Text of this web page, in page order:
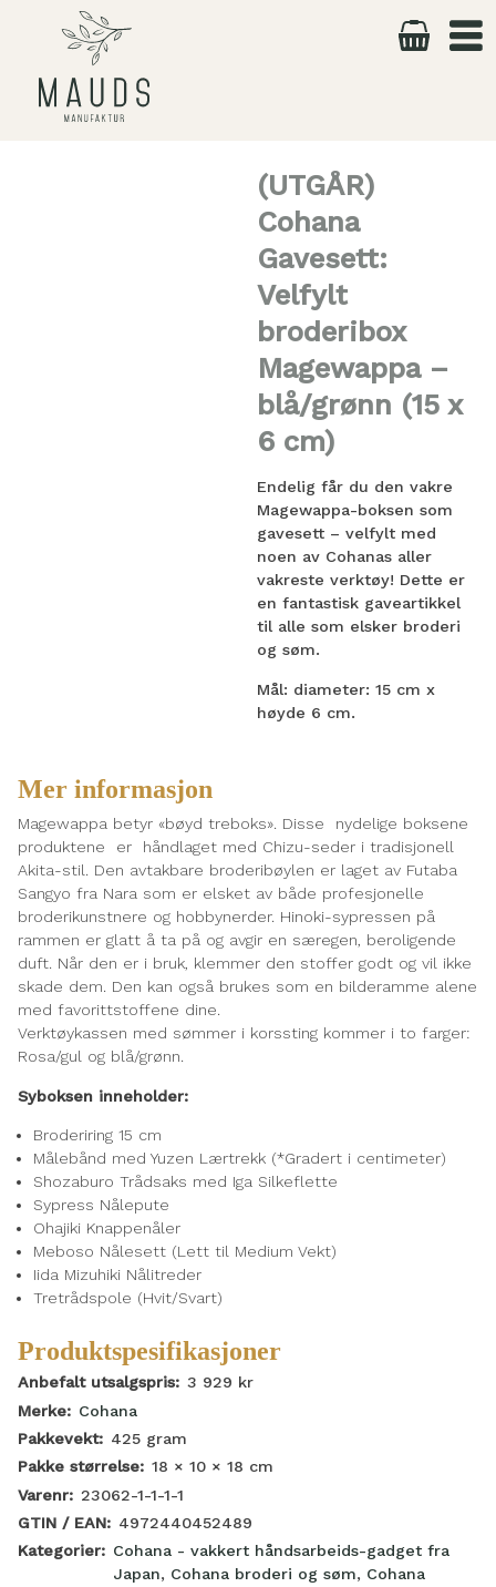
(UTGÅR)
Cohana
Gavesett:
Velfylt
broderibox
Magewappa –
blå/grønn (15 x
6 cm)
Endelig får du den vakre
Magewappa-boksen som
gavesett – velfylt med
noen av Cohanas aller
vakreste verktøy! Dette er
en fantastisk gaveartikkel
til alle som elsker broderi
og søm.
Mål: diameter: 15 cm x
høyde 6 cm.
Mer informasjon
Magewappa betyr «bøyd treboks». Disse nydelige boksene
produktene er håndlaget med Chizu-seder i tradisjonell
Akita-stil. Den avtakbare broderibøylen er laget av Futaba
Sangyo fra Nara som er elsket av både profesjonelle
broderikunstnere og hobbynerder. Hinoki-sypressen på
rammen er glatt å ta på og avgir en særegen, beroligende
duft. Når den er i bruk, klemmer den stoffer godt og vil ikke
skade dem. Den kan også brukes som en bilderamme alene
med favorittstoffene dine.
Verktøykassen med sømmer i korssting kommer i to farger:
Rosa/gul og blå/grønn.
Syboksen inneholder:
Broderiring 15 cm
Målebånd med Yuzen Lærtrekk (*Gradert i centimeter)
Shozaburo Trådsaks med Iga Silkeflette
Sypress Nålepute
Ohajiki Knappenåler
Meboso Nålesett (Lett til Medium Vekt)
Iida Mizuhiki Nålitreder
Tretrådspole (Hvit/Svart)
Produktspesifikasjoner
Anbefalt utsalgspris: 3 929 kr
Merke: Cohana
Pakkevekt: 425 gram
Pakke størrelse: 18 × 10 × 18 cm
Varenr: 23062-1-1-1-1
GTIN / EAN: 4972440452489
Kategorier: Cohana - vakkert håndsarbeids-gadget fra
Japan, Cohana broderi og søm, Cohana